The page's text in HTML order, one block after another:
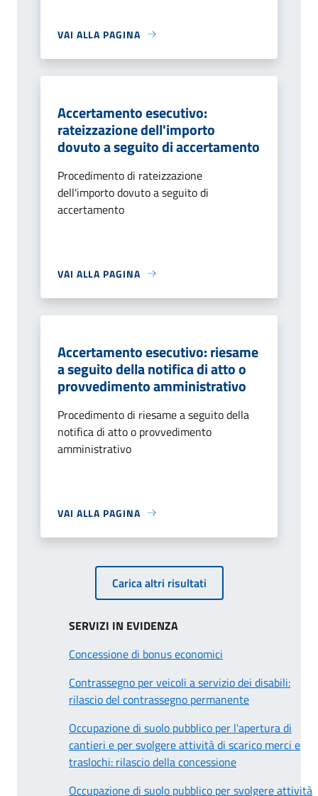
VAI ALLA PAGINA
Accertamento esecutivo:
rateizzazione dell'importo
dovuto a seguito di accertamento
Procedimento di rateizzazione
dell'importo dovuto a seguito di
accertamento
VAI ALLA PAGINA
Accertamento esecutivo: riesame
a seguito della notifica di atto o
provvedimento amministrativo
Procedimento di riesame a seguito della
notifica di atto o provvedimento
amministrativo
VAI ALLA PAGINA
Carica altri risultati
SERVIZI IN EVIDENZA
Concessione di bonus economici
Contrassegno per veicoli a servizio dei disabili:
rilascio del contrassegno permanente
Occupazione di suolo pubblico per l'apertura di
cantieri e per svolgere attività di scarico merci e
traslochi: rilascio della concessione
Occupazione di suolo pubblico per svolgere attività